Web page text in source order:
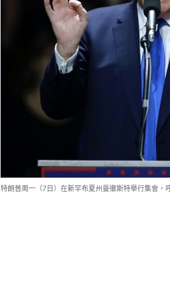
特朗普周一（7日）在新罕布夏州曼徹斯特舉行集會，